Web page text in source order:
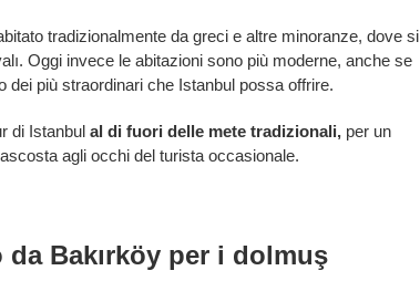
tradizionalmente da greci e altre minoranze, dove si
Oggi invece le abitazioni sono più moderne, anche se
dei più straordinari che Istanbul possa offrire.
di Istanbul al di fuori delle mete tradizionali, per un
agli occhi del turista occasionale.
Bakırköy per i dolmuş